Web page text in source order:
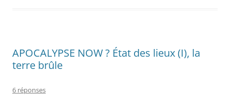
APOCALYPSE NOW ? État des lieux (I), la
terre brûle
6 réponses